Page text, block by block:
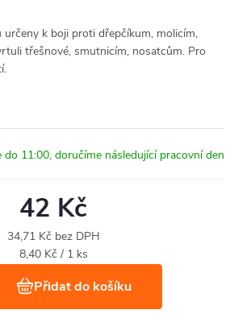
určeny k boji proti dřepčíkum, molicím,
třešnové, smutnicím, nosatcům. Pro
42 Kč
34,71 Kč bez DPH
Měrná
8,40 Kč / 1 ks
Přidat do košíku